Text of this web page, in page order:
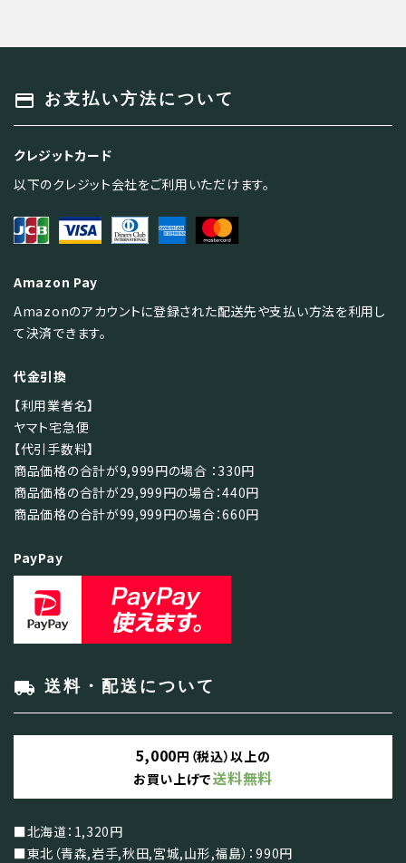
payment お支払い方法について
クレジットカード
以下のクレジット会社をご利用いただけます。
Amazon Pay
Amazonのアカウントに登録された配送先や支払い方法を利用し
て決済できます。
代金引換
【利用業者名】
ヤマト宅急便
【代引手数料】
商品価格の合計が9,999円の場合 ：330円
商品価格の合計が29,999円の場合：440円
商品価格の合計が99,999円の場合：660円
PayPay
local_shipping 送料・配送について
5,000円（税込）以上の
お買い上げで送料無料
■北海道：1,320円
■東北（青森,岩手,秋田,宮城,山形,福島）：990円